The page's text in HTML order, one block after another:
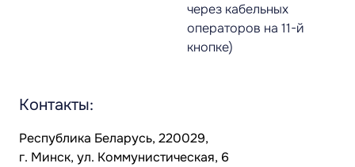
через кабельных
операторов на 11-й
кнопке)
Контакты:
Республика Беларусь, 220029,
г. Минск, ул. Коммунистическая, 6